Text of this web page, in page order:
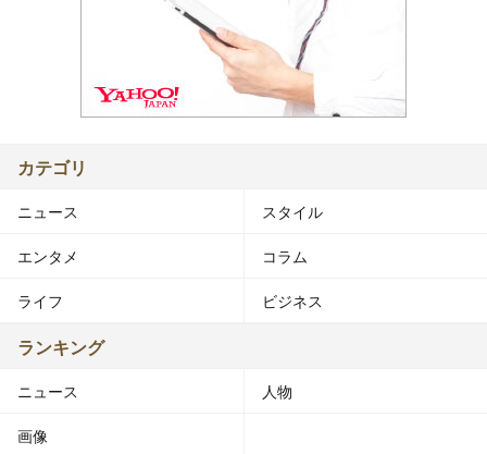
カテゴリ
ニュース スタイル
エンタメ コラム
ライフ ビジネス
ランキング
ニュース 人物
画像